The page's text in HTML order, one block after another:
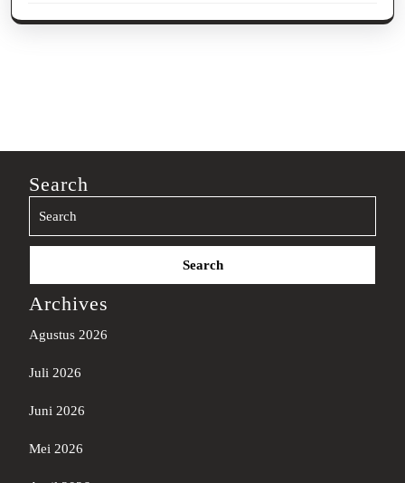
Search
Search
Archives
Agustus 2026
Juli 2026
Juni 2026
Mei 2026